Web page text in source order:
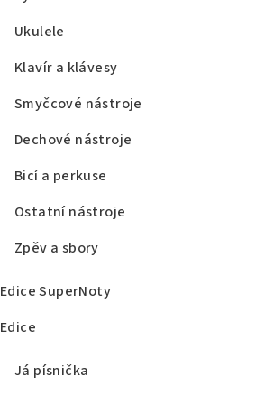
Ukulele
Klavír a klávesy
Smyčcové nástroje
Dechové nástroje
Bicí a perkuse
Ostatní nástroje
Zpěv a sbory
Edice SuperNoty
Edice
Já písnička